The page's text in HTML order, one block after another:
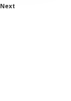
Next